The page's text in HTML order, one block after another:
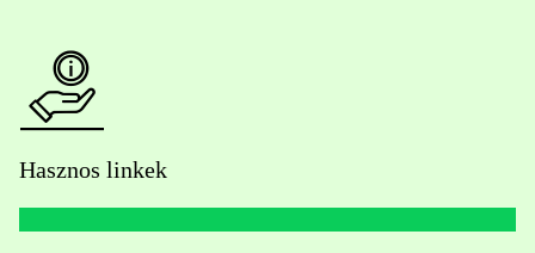
Hasznos linkek